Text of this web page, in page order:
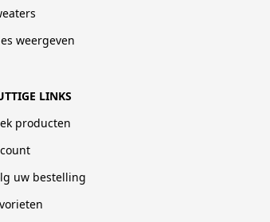
weergeven
LINKS
producten
uw bestelling